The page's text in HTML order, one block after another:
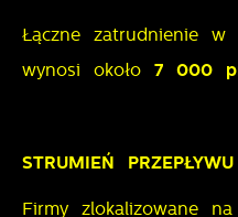
Łączne zatrudnienie
wynosi około 7 000
STRUMIEŃ
Firmy zlokalizowane